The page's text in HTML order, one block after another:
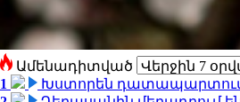
Ամենադիտված
1
Խստորեն դատապարտում